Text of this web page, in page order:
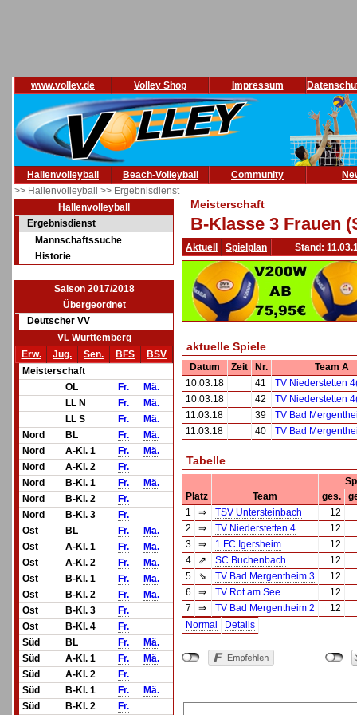
www.volley.de Volley Shop Impressum
Hallenvolleyball Beach-Volleyball Community
>> Hallenvolleyball >> Ergebnisdienst
Hallenvolleyball
Ergebnisdienst
Mannschaftssuche
Historie
Saison 2017/2018
Übergeordnet
Deutscher VV
VL Württemberg
Erw.
Jug. Sen. BFS
BSV
Meisterschaft
OL
Fr.
Mä.
LL N
Fr.
Mä.
LL S
Fr.
Mä.
Nord
BL Fr.
Mä.
Nord
A-Kl. 1 Fr.
Mä.
Nord
A-Kl. 2
Fr.
Nord
B-Kl. 1 Fr.
Mä.
Nord
B-Kl. 2
Fr.
Nord
B-Kl. 3
Fr.
Ost
BL Fr.
Mä.
Ost
A-Kl. 1 Fr.
Mä.
Ost
A-Kl. 2 Fr.
Mä.
Ost
B-Kl. 1 Fr.
Mä.
Ost
B-Kl. 2 Fr.
Mä.
Ost
B-Kl. 3
Fr.
Ost
B-Kl. 4
Fr.
Süd
BL Fr.
Mä.
Süd
A-Kl. 1 Fr.
Mä.
Süd
A-Kl. 2
Fr.
Süd
B-Kl. 1 Fr.
Mä.
Süd
B-Kl. 2
Fr.
Meisterschaft
B-Klasse 3 Frauen
Aktuell Spielplan Stand:
aktuelle Spiele
Datum Zeit Nr.
Team A
10.03.18
41
TV Niederstetten
10.03.18
42
TV Niederstetten
11.03.18
39
TV Bad
11.03.18
40 TV Bad
Tabelle
Platz
Team ges.
1
⇒ TSV Untersteinbach
12
2
⇒ TV Niederstetten 4
12
3
⇒ 1.FC Igersheim
12
4
⇗ SC Buchenbach
12
5
⇘ TV Bad Mergentheim 3
12
6
⇒ TV Rot am See
12
7
⇒ TV Bad Mergentheim 2
12
Normal
Details